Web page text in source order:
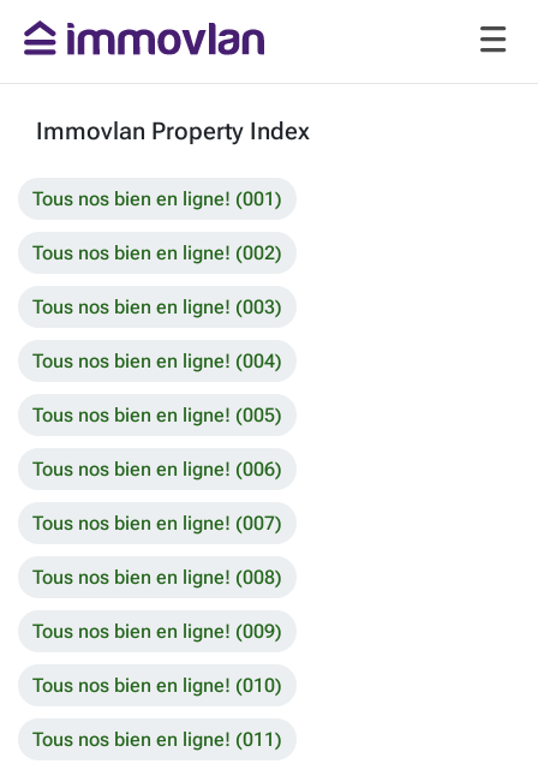
Immovlan Property Index
Tous nos bien en ligne! (001)
Tous nos bien en ligne! (002)
Tous nos bien en ligne! (003)
Tous nos bien en ligne! (004)
Tous nos bien en ligne! (005)
Tous nos bien en ligne! (006)
Tous nos bien en ligne! (007)
Tous nos bien en ligne! (008)
Tous nos bien en ligne! (009)
Tous nos bien en ligne! (010)
Tous nos bien en ligne! (011)